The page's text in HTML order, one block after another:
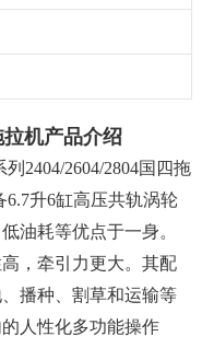
机产品介绍
2404/2604/2804国四拖
6.7升6缸高压共轨涡轮
油耗等优点于一身。
，牵引力更大。其配
播种、割草和运输等
人性化多功能操作